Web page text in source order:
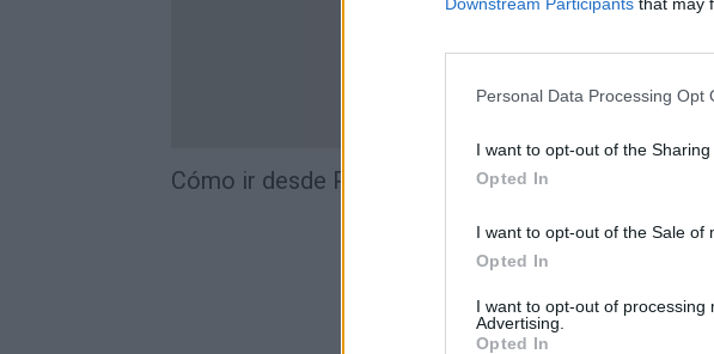
Personal Data Processing Opt
I want to opt-out of the
Opted In
I want to opt-out of the Sale of
Opted In
I want to opt-out of processing
Advertising.
Opted In
Cómo ir desde Palacios Del Pan a Urdiales Del